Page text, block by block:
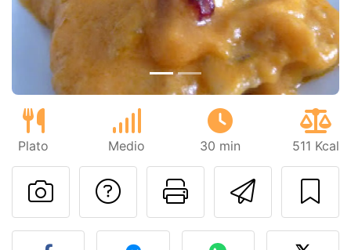
Plato Medio 30 min 511 Kcal
Imprimir
Preguntar al autor
Publicar la foto de esta